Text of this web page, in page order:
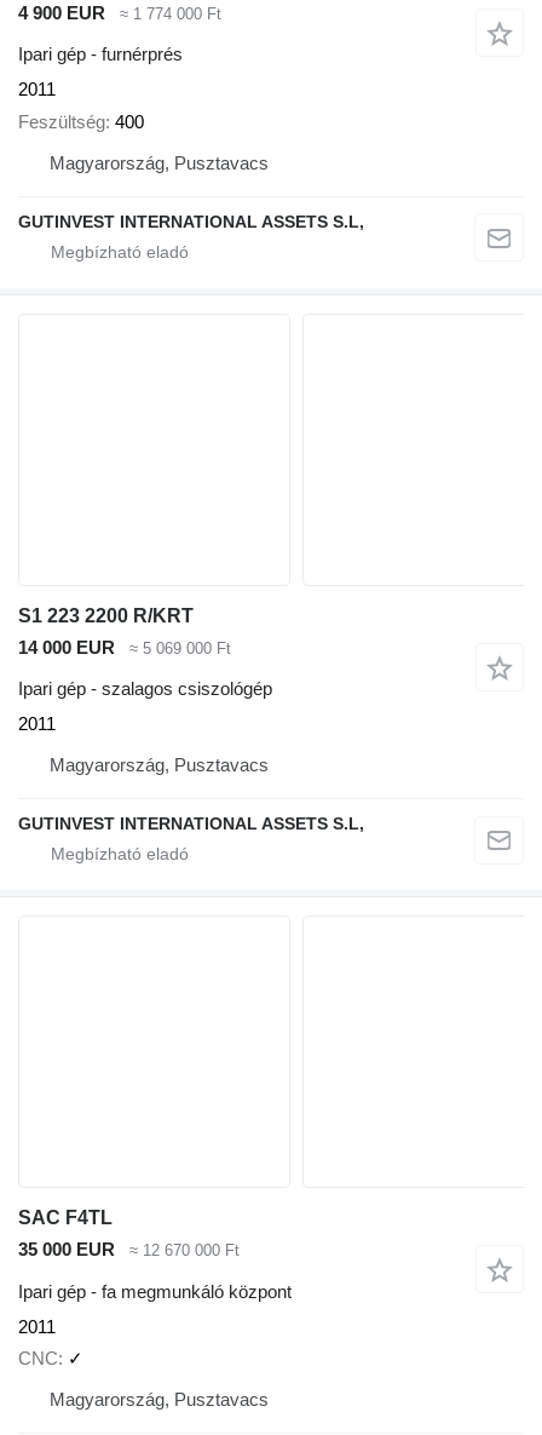
4 900 EUR
≈ 1 774 000 Ft
Ipari gép - furnérprés
2011
Feszültség 400
Magyarország, Pusztavacs
GUTINVEST INTERNATIONAL ASSETS S.L,
S1 223 2200 R/KRT
14 000 EUR
≈ 5 069 000 Ft
Ipari gép - szalagos csiszológép
2011
Magyarország, Pusztavacs
GUTINVEST INTERNATIONAL ASSETS S.L,
SAC F4TL
35 000 EUR
≈ 12 670 000 Ft
Ipari gép - fa megmunkáló központ
2011
CNC
✓
Magyarország, Pusztavacs